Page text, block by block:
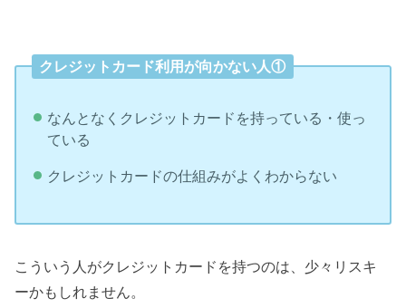
クレジットカード利用が向かない人①
なんとなくクレジットカードを持っている・使っ
ている
クレジットカードの仕組みがよくわからない
こういう人がクレジットカードを持つのは、少々リスキ
ーかもしれません。